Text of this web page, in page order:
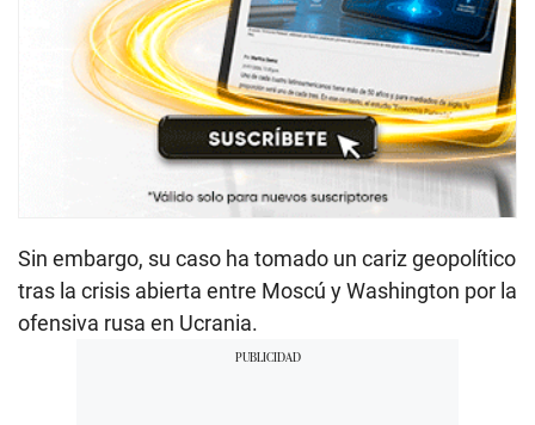
Sin embargo, su caso ha tomado un cariz geopolítico
tras la crisis abierta entre Moscú y Washington por la
ofensiva rusa en Ucrania.